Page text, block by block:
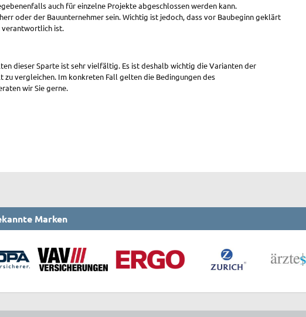
auch für einzelne Projekte abgeschlossen werden kann.
oder der Bauunternehmer sein. Wichtig ist jedoch, dass vor Baubeginn geklärt
verantwortlich ist.
dieser Sparte ist sehr vielfältig. Es ist deshalb wichtig die Varianten der
vergleichen. Im konkreten Fall gelten die Bedingungen des
wir Sie gerne.
Marken